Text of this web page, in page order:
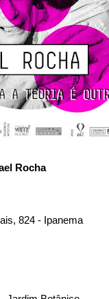
Rocha
824 - Ipanema